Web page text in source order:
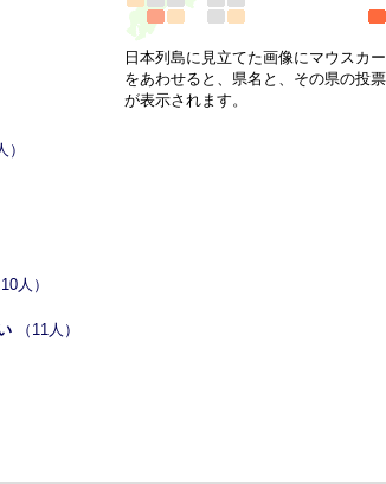
人）
（11人）
日本列島に見立てた画像にマウスカ
をあわせると、県名と、その県の投
が表示されます。